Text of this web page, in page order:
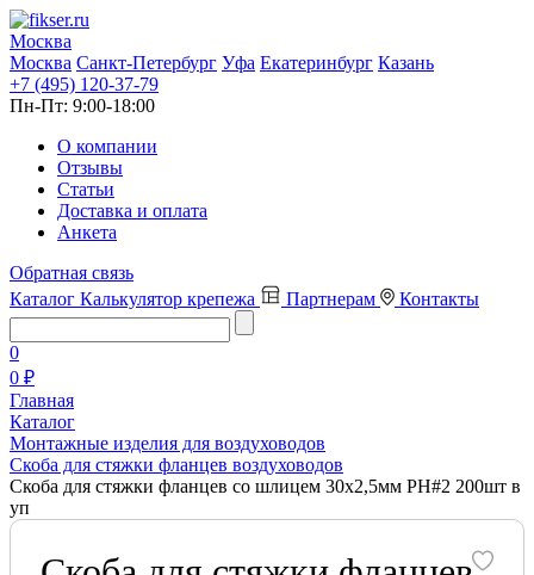
Москва
Москва Санкт-Петербург Уфа Екатеринбург Казань
+7 (495) 120-37-79
Пн-Пт: 9:00-18:00
О компании
Отзывы
Статьи
Доставка и оплата
Анкета
Обратная связь
Каталог Калькулятор крепежа Партнерам Контакты
0
0 ₽
Главная
Каталог
Монтажные изделия для воздуховодов
Скоба для стяжки фланцев воздуховодов
Скоба для стяжки фланцев со шлицем 30х2,5мм PH#2 200шт в
уп